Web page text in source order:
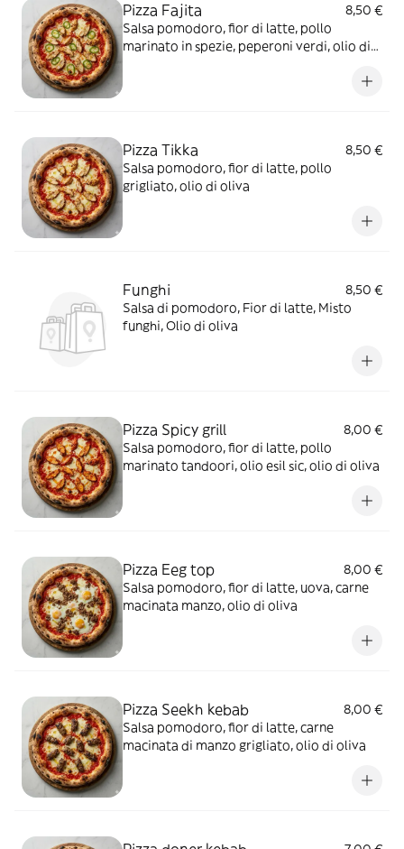
Pizza Fajita
8,50 €
Salsa pomodoro, fior di latte, pollo
marinato in spezie, peperoni verdi, olio di
Pizza Tikka
8,50 €
Salsa pomodoro, fior di latte, pollo
grigliato, olio di oliva
Funghi
8,50 €
Salsa di pomodoro, Fior di latte, Misto
funghi, Olio di oliva
Pizza Spicy grill
8,00 €
Salsa pomodoro, fior di latte, pollo
marinato tandoori, olio esil sic, olio di oliva
Pizza Eeg top
8,00 €
Salsa pomodoro, fior di latte, uova, carne
macinata manzo, olio di oliva
Pizza Seekh kebab
8,00 €
Salsa pomodoro, fior di latte, carne
macinata di manzo grigliato, olio di oliva